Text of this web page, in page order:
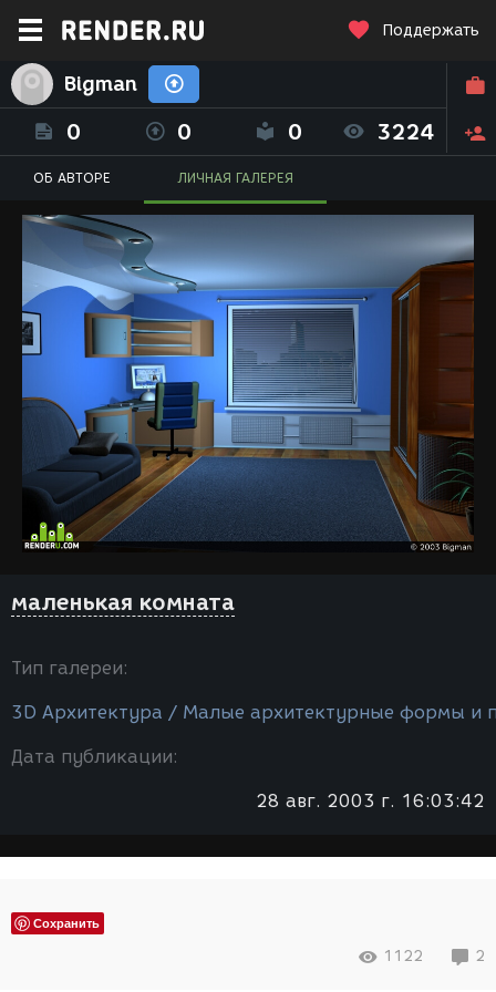
Поддержать
Bigman
0 0 0 3224
ОБ АВТОРЕ ЛИЧНАЯ ГАЛЕРЕЯ
маленькая комната
Тип галереи:
3D Архитектура / Малые архитектурные формы и
Дата публикации:
28 авг. 2003 г. 16:03:42
Сохранить
1122 2